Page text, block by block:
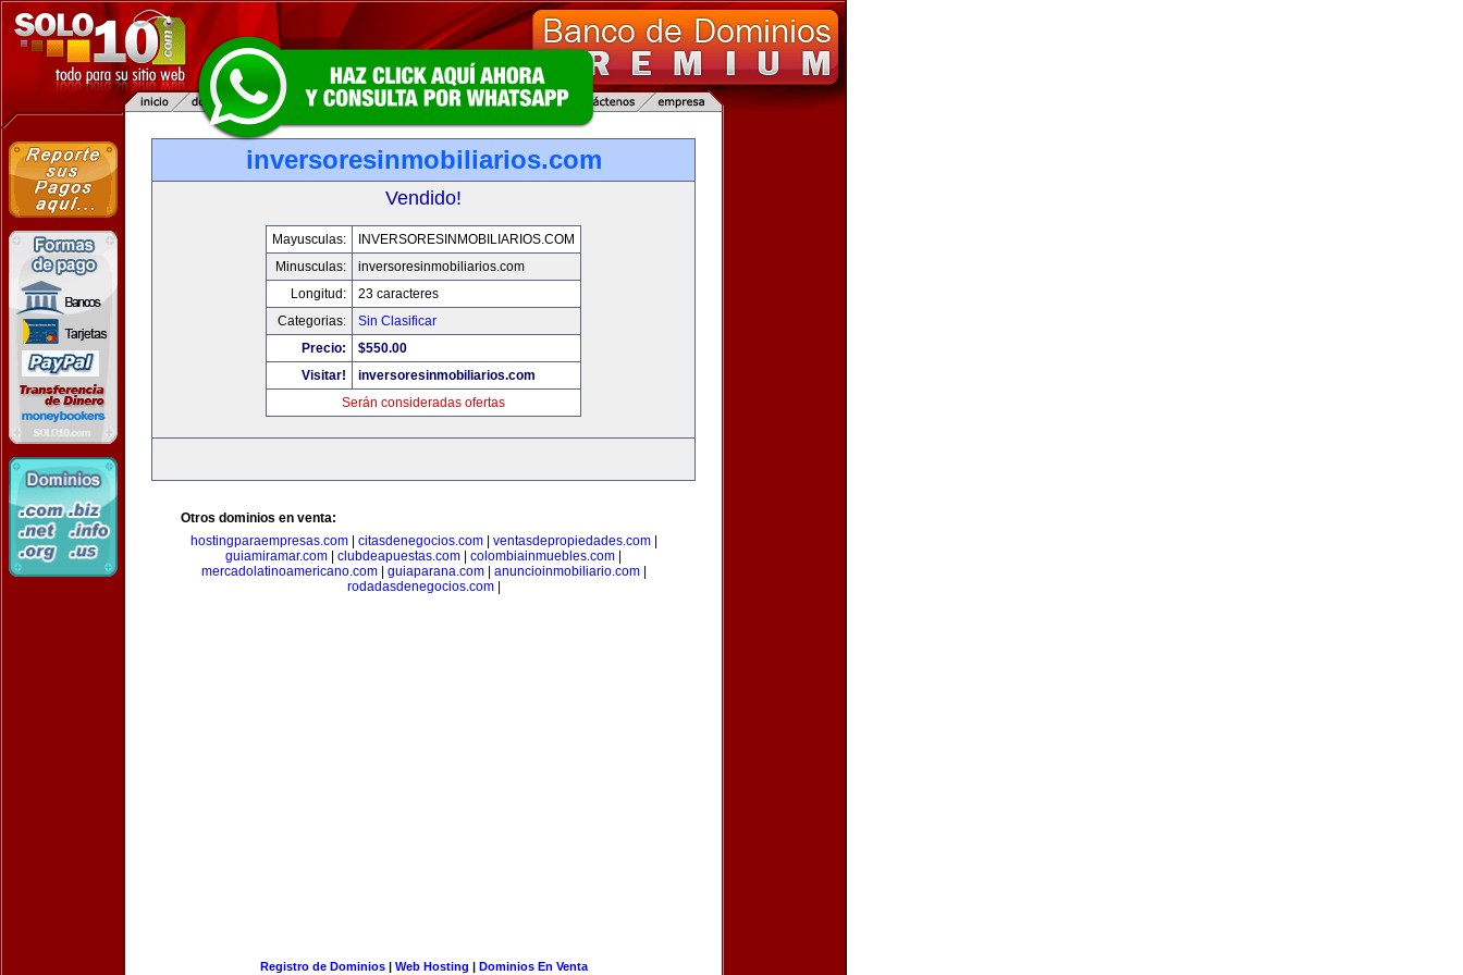
inversoresinmobiliarios.com
Vendido!
Mayusculas:
INVERSORESINMOBILIARIOS.COM
Minusculas:
inversoresinmobiliarios.com
Longitud:
23 caracteres
Categorias:
Sin Clasificar
Precio:
$550.00
Visitar!
inversoresinmobiliarios.com
Serán consideradas ofertas
Otros dominios en venta:
hostingparaempresas.com| citasdenegocios.com| ventasdepropiedades.com|
guiamiramar.com
clubdeapuestas.com colombiainmuebles.com
mercadolatinoamericano.com| guiaparana.com| anuncioinmobiliario.com|
rodadasdenegocios.com|
Registro de Dominios| Web Hosting | Dominios En Venta